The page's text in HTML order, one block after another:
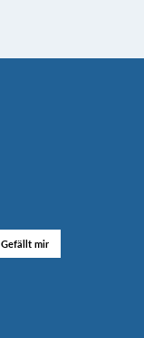
Gefällt mir